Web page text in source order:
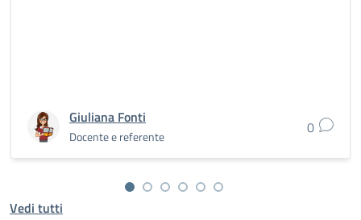
Giuliana Fonti
Docente e referente 0
Vedi tutti